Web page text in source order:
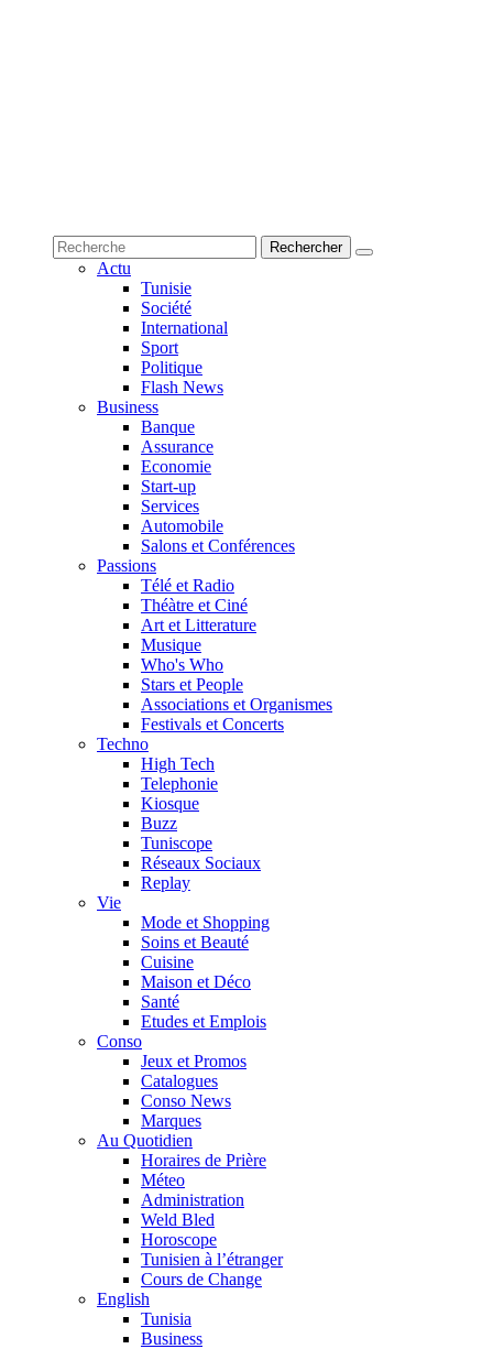
Actu
Tunisie
Société
International
Sport
Politique
Flash News
Business
Banque
Assurance
Economie
Start-up
Services
Automobile
Salons et Conférences
Passions
Télé et Radio
Théàtre et Ciné
Art et Litterature
Musique
Who's Who
Stars et People
Associations et Organismes
Festivals et Concerts
Techno
High Tech
Telephonie
Kiosque
Buzz
Tuniscope
Réseaux Sociaux
Replay
Vie
Mode et Shopping
Soins et Beauté
Cuisine
Maison et Déco
Santé
Etudes et Emplois
Conso
Jeux et Promos
Catalogues
Conso News
Marques
Au Quotidien
Horaires de Prière
Méteo
Administration
Weld Bled
Horoscope
Tunisien à l’étranger
Cours de Change
English
Tunisia
Business